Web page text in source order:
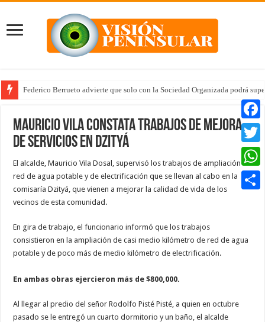
Federico Berrueto advierte que solo con la Sociedad Organizada podrá
Mauricio Vila constata trabajos de mejora
de servicios en Dzityá
El alcalde, Mauricio Vila Dosal, supervisó los trabajos de ampliación de
red de agua potable y de electrificación que se llevan al cabo en la
comisaría Dzityá, que vienen a mejorar la calidad de vida de los
vecinos de esta comunidad.
En gira de trabajo, el funcionario informó que los trabajos
consistieron en la ampliación de casi medio kilómetro de red de agua
potable y de poco más de medio kilómetro de electrificación.
En ambas obras ejercieron más de $800,000.
Al llegar al predio del señor Rodolfo Pisté Pisté, a quien en octubre
pasado se le entregó un cuarto dormitorio y un baño, el alcalde
Twitter